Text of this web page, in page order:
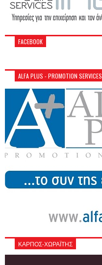
FACEBOOK
ALFA PLUS - PROMOTION SERVICES
ΚΑΡΠΟΣ-ΧΩΡΑΪΤΗΣ